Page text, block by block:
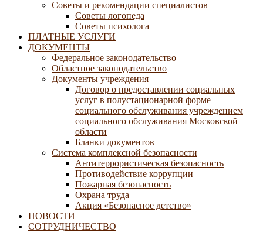
Советы и рекомендации специалистов
Советы логопеда
Советы психолога
ПЛАТНЫЕ УСЛУГИ
ДОКУМЕНТЫ
Федеральное законодательство
Областное законодательство
Документы учреждения
Договор о предоставлении социальных
услуг в полустационарной форме
социального обслуживания учреждением
социального обслуживания Московской
области
Бланки документов
Система комплексной безопасности
Антитеррористическая безопасность
Противодействие коррупции
Пожарная безопасность
Охрана труда
Акция «Безопасное детство»
НОВОСТИ
СОТРУДНИЧЕСТВО